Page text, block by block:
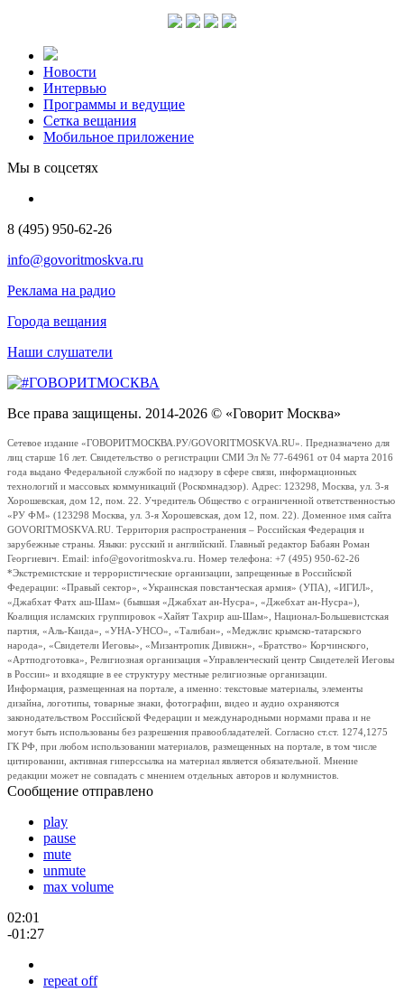
Новости
Интервью
Программы и ведущие
Сетка вещания
Мобильное приложение
Мы в соцсетях
8 (495) 950-62-26
info@govoritmoskva.ru
Реклама на радио
Города вещания
Наши слушатели
Все права защищены. 2014-2026 © «Говорит Москва»
Сетевое издание «ГОВОРИТМОСКВА.РУ/GOVORITMOSKVA.RU». Предназначено для
лиц старше 16 лет. Свидетельство о регистрации СМИ Эл № 77-64961 от 04 марта 2016
года выдано Федеральной службой по надзору в сфере связи, информационных
технологий и массовых коммуникаций (Роскомнадзор). Адрес: 123298, Москва, ул. 3-я
Хорошевская, дом 12, пом. 22. Учредитель Общество с ограниченной ответственностью
«РУ ФМ» (123298 Москва, ул. 3-я Хорошевская, дом 12, пом. 22). Доменное имя сайта
GOVORITMOSKVA.RU. Территория распространения – Российская Федерация и
зарубежные страны. Языки: русский и английский. Главный редактор Бабаян Роман
Георгиевич. Email: info@govoritmoskva.ru. Номер телефона: +7 (495) 950-62-26
*Экстремистские и террористические организации, запрещенные в Российской
Федерации: «Правый сектор», «Украинская повстанческая армия» (УПА), «ИГИЛ»,
«Джабхат Фатх аш-Шам» (бывшая «Джабхат ан-Нусра», «Джебхат ан-Нусра»),
Коалиция исламских группировок «Хайят Тахрир аш-Шам», Национал-Большевистская
партия, «Аль-Каида», «УНА-УНСО», «Талибан», «Меджлис крымско-татарского
народа», «Свидетели Иеговы», «Мизантропик Дивижн», «Братство» Корчинского,
«Артподготовка», Религиозная организация «Управленческий центр Свидетелей Иеговы
в России» и входящие в ее структуру местные религиозные организации.
Информация, размещенная на портале, а именно: текстовые материалы, элементы
дизайна, логотипы, товарные знаки, фотографии, видео и аудио охраняются
законодательством Российской Федерации и международными нормами права и не
могут быть использованы без разрешения правообладателей. Согласно ст.ст. 1274,1275
ГК РФ, при любом использовании материалов, размещенных на портале, в том числе
цитировании, активная гиперссылка на материал является обязательной. Мнение
редакции может не совпадать с мнением отдельных авторов и колумнистов.
Сообщение отправлено
play
pause
mute
unmute
max volume
02:01
-01:27
repeat off